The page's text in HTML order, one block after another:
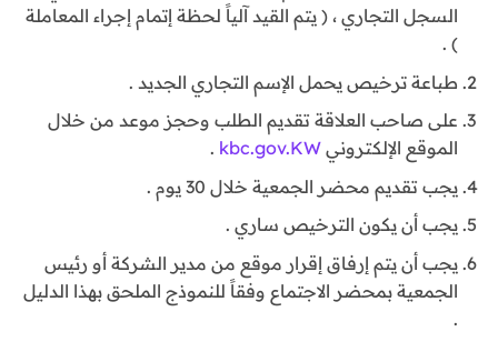
السجل التجاري ، ( يتم القيد آلياً لحظة إتمام إجراء المعاملة
) .
طباعة ترخيص يحمل الإسم التجاري الجديد .
على صاحب العلاقة تقديم الطلب وحجز موعد من خلال
الموقع الإلكتروني kbc.gov.KW
.
يجب تقديم محضر الجمعية خلال 30 يوم .
يجب أن يكون الترخيص ساري .
يجب أن يتم إرفاق إقرار موقع من مدير الشركة أو رئيس
الجمعية بمحضر الاجتماع وفقاً للنموذج الملحق بهذا الدليل
.